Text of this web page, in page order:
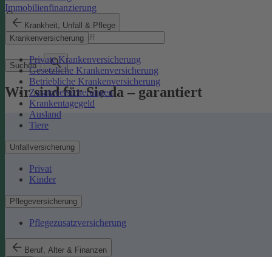
Immobilienfinanzierung
Krankheit, Unfall & Pflege
Krankenversicherung
Private Krankenversicherung
Gesetzliche Krankenversicherung
Betriebliche Krankenversicherung
Zusatzversicherungen
Krankentagegeld
Ausland
Tiere
Unfallversicherung
Privat
Kinder
Pflegeversicherung
Pflegezusatzversicherung
Beruf, Alter & Finanzen
Suchbegriff
Suchen
Wir sind für Sie da – garantiert